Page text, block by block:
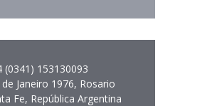
(0341) 153130093
de Janeiro 1976, Rosario
Fe, República Argentina